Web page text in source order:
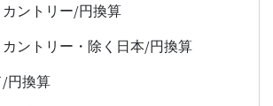
カントリー/円換算
カントリー・除く日本/円換算
/円換算